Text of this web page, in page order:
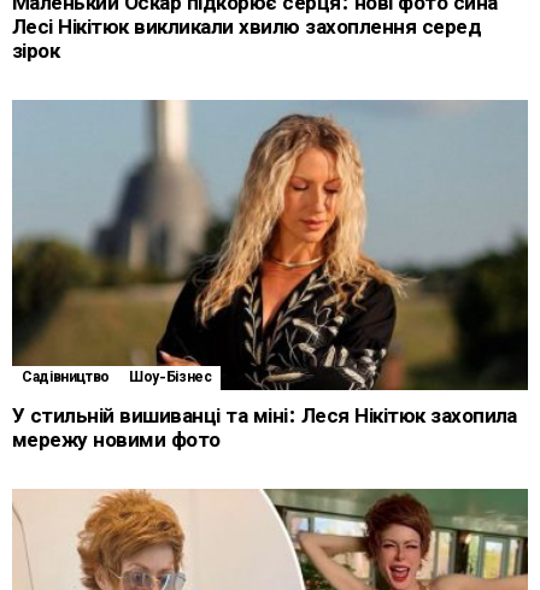
Лесі Нікітюк викликали хвилю захоплення серед
зірок
Садівництво Шоу-Бізнес
У стильній вишиванці та міні: Леся Нікітюк захопила
мережу новими фото